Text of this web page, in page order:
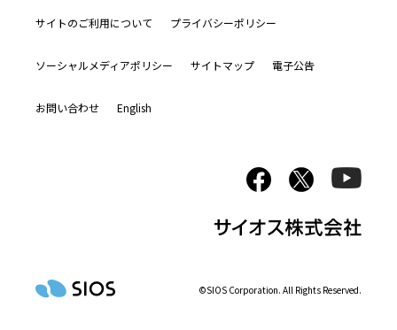
サイトのご利用について プライバシーポリシー
ソーシャルメディアポリシー サイトマップ 電子公告
お問い合わせ English
©SIOS Corporation. All Rights Reserved.